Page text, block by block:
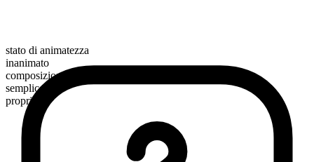
stato di animatezza
inanimato
composizione morfologica
semplice
proprio